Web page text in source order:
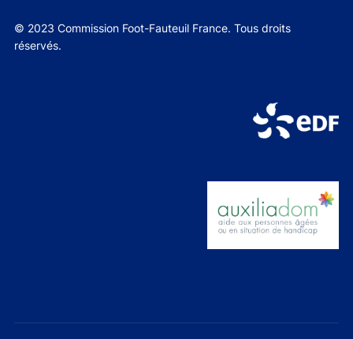
© 2023 Commission Foot-Fauteuil France. Tous droits
réservés.